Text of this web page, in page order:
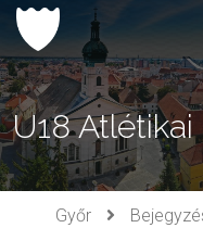
Ugrás
tartalomhoz
U18
Győr